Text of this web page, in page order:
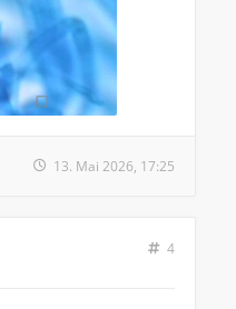
13. Mai 2026, 17:25
4